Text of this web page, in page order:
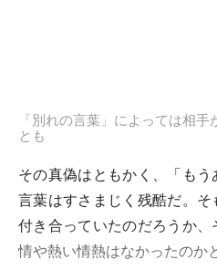
「別れの言葉」によっては相
とも
その真偽はともかく、「も
言葉はすさまじく残酷だ。
付き合っていたのだろうか
情や熱い情熱はなかったのか